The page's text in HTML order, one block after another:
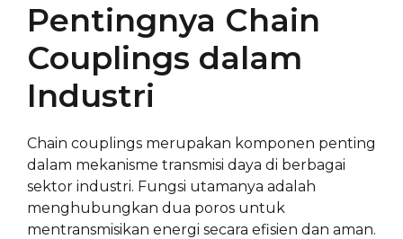
Pentingnya Chain
Couplings dalam
Industri
Chain couplings merupakan komponen penting
dalam mekanisme transmisi daya di berbagai
sektor industri. Fungsi utamanya adalah
menghubungkan dua poros untuk
mentransmisikan energi secara efisien dan aman.